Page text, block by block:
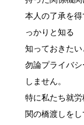
本人の了承を
っかりと知る
知っておきたい
勿論プライバ
しません。
特に私たち就
関の橋渡しをし